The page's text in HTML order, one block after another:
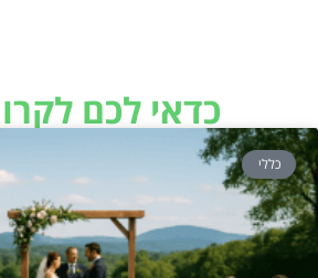
כדאי לכם
כללי